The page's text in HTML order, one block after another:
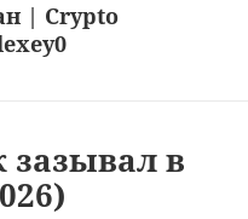
| Crypto
в